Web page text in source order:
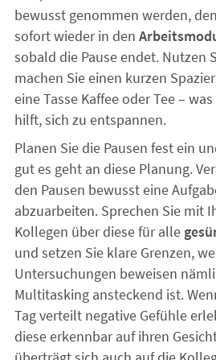
bewusst genommen werden,
sofort wieder in den
sobald die Pause endet. Nutzen
machen Sie einen kurzen
eine Tasse Kaffee oder Tee –
hilft, sich zu entspannen.
Planen Sie die Pausen fest ein
gut es geht an diese Planung.
den Pausen bewusst eine
abzuarbeiten. Sprechen Sie mit
Kollegen über diese für alle
und setzen Sie klare Grenzen,
Untersuchungen beweisen
Multitasking ansteckend ist.
Tag verteilt negative Gefühle
diese erkennbar auf ihren